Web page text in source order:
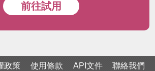
前往試用
政策 使用條款 API文件 聯絡我們